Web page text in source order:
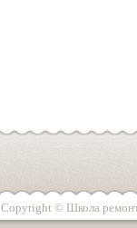
Copyright © Школа